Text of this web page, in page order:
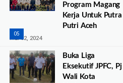
Program Magang
Kerja Untuk Putra
Putri Aceh
MEI 02, 2024
Buka Liga
Eksekutif JPFC, Pj
Wali Kota